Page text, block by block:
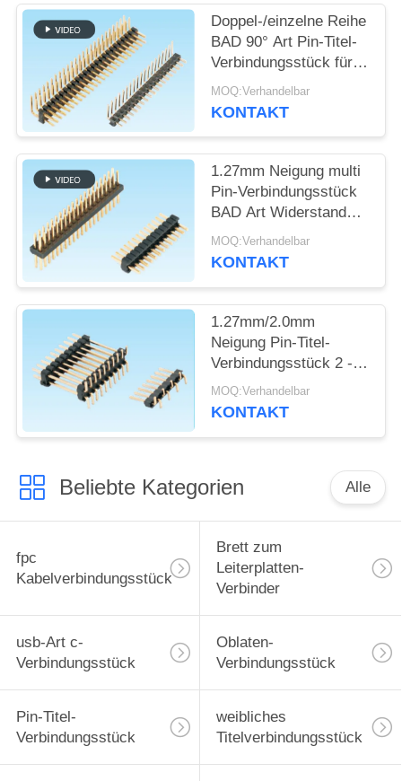
SITEMAP
PRIVACY
POLICY
Doppel-/einzelne Reihe
BAD 90° Art Pin-Titel-
Verbindungsstück für
den Verbraucher
elektronisch
MOQ:Verhandelbar
KONTAKT
1.27mm Neigung multi
Pin-Verbindungsstück
BAD Art Widerstands-
Spannung 600V
AC/Min
MOQ:Verhandelbar
KONTAKT
1.27mm/2.0mm
Neigung Pin-Titel-
Verbindungsstück 2 -
Pin 50 gegenwärtige
Bewertung von 3,0
MOQ:Verhandelbar
KONTAKT
Beliebte Kategorien Alle
fpc
Kabelverbindungsstück
Brett zum
Leiterplatten-
Verbinder
usb-Art c-
Verbindungsstück
Oblaten-
Verbindungsstück
Pin-Titel-
Verbindungsstück
weibliches
Titelverbindungsstück